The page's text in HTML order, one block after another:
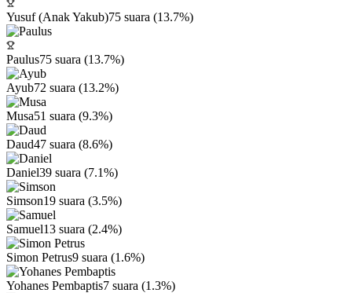
Yusuf (Anak Yakub)75 suara (13.7%)
Paulus75 suara (13.7%)
Ayub72 suara (13.2%)
Musa51 suara (9.3%)
Daud47 suara (8.6%)
Daniel39 suara (7.1%)
Simson19 suara (3.5%)
Samuel13 suara (2.4%)
Simon Petrus9 suara (1.6%)
Yohanes Pembaptis7 suara (1.3%)